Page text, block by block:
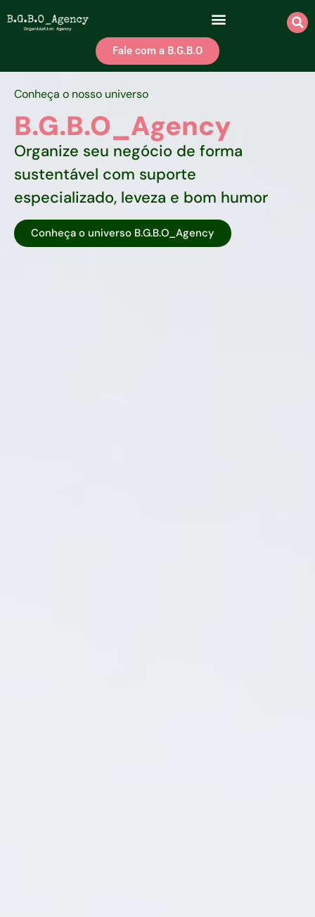
Fale com a B.G.B.O
Conheça o nosso universo
B.G.B.O_Agency
Organize seu negócio de forma
sustentável com suporte
especializado, leveza e bom humor
Conheça o universo B.G.B.O_Agency